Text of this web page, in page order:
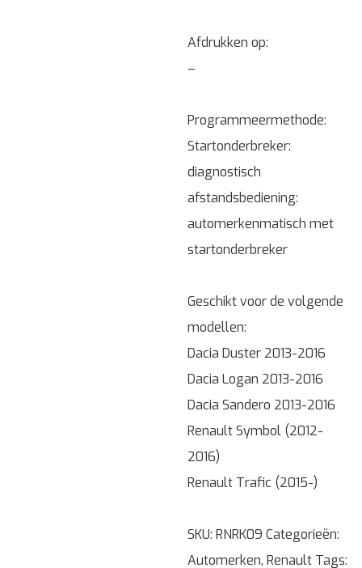
Afdrukken op:
–
Programmeermethode:
Startonderbreker:
diagnostisch
afstandsbediening:
automerkenmatisch met
startonderbreker
Geschikt voor de volgende
modellen:
Dacia Duster 2013-2016
Dacia Logan 2013-2016
Dacia Sandero 2013-2016
Renault Symbol (2012-
2016)
Renault Trafic (2015-)
SKU:RNRK09 Categorieën:
Automerken,Renault Tags: